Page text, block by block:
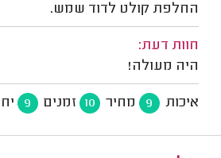
החלפת קולט לדוד שמש.
חוות דעת:
היה מעולה!
איכות 9 מחיר 10 זמנים 9